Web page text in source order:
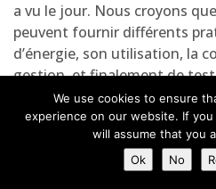
a vu le jour. Nous croyons que
peuvent fournir différents
d’énergie, son utilisation, la
gestion, et finalement de
systèmes pour résoudre les
Cette conférence a réunie
experts à la fois des secteurs
d’identifier les méthodes
We use cookies to ensure
experience on our website. If
will assume that you
Ok
No